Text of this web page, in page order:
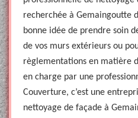
recherchée à Gemaingoutte
bonne idée de prendre soin
de vos murs extérieurs ou
règlementations en matière
en charge par une
Couverture, c’est une
nettoyage de façade à